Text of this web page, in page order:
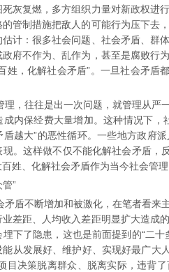
灰复燃，多方组织力量对新政权进
管制措施把敌人的可能行为压下去
计：很多社会问题、社会矛盾、群
府不作为、乱作为，甚至是腐败行
姓，化解社会矛盾”。一旦社会矛盾
往往是出一次问题，就管理从严
内保经费大量增加。这种情况下
越大”的恶性循环。一些地方政府
现。这样做不仅不能化解社会矛盾，
姓、化解社会矛盾作为当今社会管理
管”
不断增加和被激化，在笔者看来
差距、人均收入差距明显扩大造成
下了隐患，这也是前面提到的“二
从发展好、维护好、实现好最广大
目决策脱离群众、脱离实际，违背